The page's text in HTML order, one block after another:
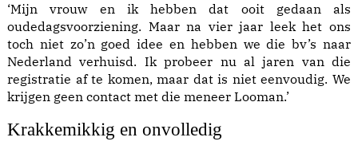
‘Mijn vrouw en ik hebben dat ooit gedaan als
oudedagsvoorziening. Maar na vier jaar leek het ons
toch niet zo’n goed idee en hebben we die bv’s naar
Nederland verhuisd. Ik probeer nu al jaren van die
registratie af te komen, maar dat is niet eenvoudig. We
krijgen geen contact met die meneer Looman.’
Krakkemikkig en onvolledig